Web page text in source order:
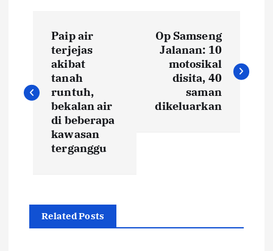
s
v
Paip air
terjejas
akibat
tanah
runtuh,
bekalan air
di beberapa
kawasan
terganggu
Op Samseng
Jalanan: 10
motosikal
disita, 40
saman
dikeluarkan
Related Posts